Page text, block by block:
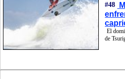
#48
El
de